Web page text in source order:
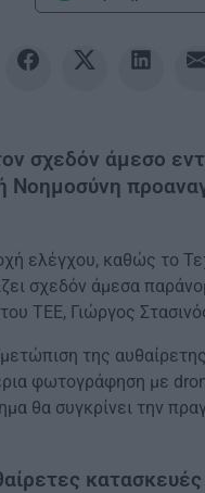
σχεδόν άμεσο
Νοημοσύνη
ελέγχου, καθώς το
σχεδόν άμεσα
ΤΕΕ, Γιώργος
της
φωτογράφηση με
θα συγκρίνει την
κατασκευές